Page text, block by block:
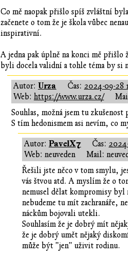
Co mě naopak přišlo spíš zvláštní
začenete o tom že je škola vůbec
inspirativní.
A jedna pak úplně na konci mě
byli docela validní a tohle téma by si
Autor: Urza Čas: 2024-09-28
Web:https://www.urza.cz/
Souhlas, možná jsem tu
S tím hedonismem asi nevím, co
Autor:PavelX7 Čas:
Web: neuveden
Mail:
Řešili jste něco v tom smylu,
vás štvou atd. A myslím že o
nemusel dělat kompromisy
nebudeme tu mít zachranáře,
náckům bojovali utekli.
Souhlasím že je dobrý mít
že je dobrý umět nějaký
může být "jen" uživit rodinu.